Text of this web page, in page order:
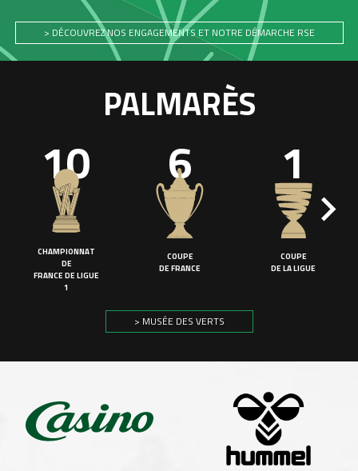
> DÉCOUVREZ NOS ENGAGEMENTS ET NOTRE DÉMARCHE RSE
PALMARÈS
10
CHAMPIONNAT
DE
FRANCE DE LIGUE
1
6
COUPE
DE FRANCE
1
COUPE
DE LA LIGUE
> MUSÉE DES VERTS